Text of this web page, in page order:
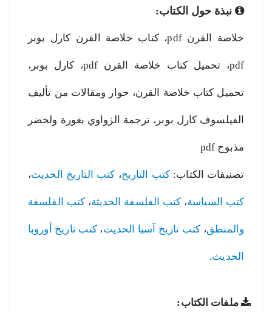
نبذة حول الكتاب:
خلاصة القرن pdf، كتاب خلاصة القرن كارل بوبر
pdf، تحميل كتاب خلاصة القرن pdf، كارل بوبر،
تحميل كتاب خلاصة القرن، حوار ومقالات من تأليف
الفيلسوف كارل بوبر، ترجمة الزواوي بغورة ولخضر
مذبوح pdf
تصنيفات الكتاب: كتب التاريخ، كتب التاريخ الحديث،
كتب السياسة، كتب الفلسفة الحديثة،كتب الفلسفة
والمنطق، كتب تاريخ آسيا الحديث،كتب تاريخ أوروبا
الحديث.
ملفات الكتاب: